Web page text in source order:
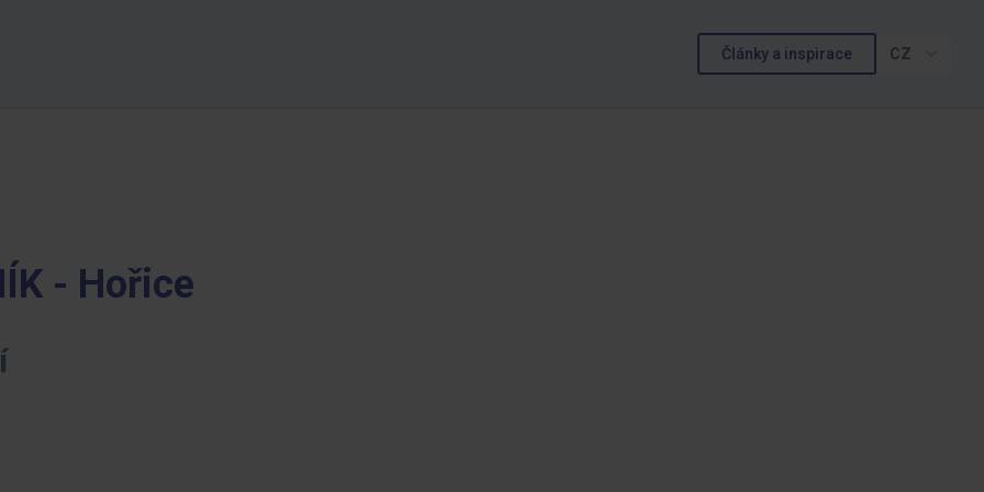
Články a inspirace CZ
- Hořice